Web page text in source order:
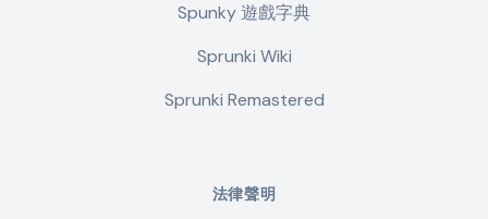
Spunky 遊戲字典
Sprunki Wiki
Sprunki Remastered
法律聲明